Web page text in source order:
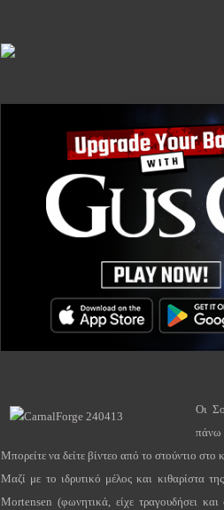
Οι
Μπορείτε να δείτε βίντεο από το στούντιο
Μαζί με το ιδρυτικό μέλος και κιθαρίστα
Mortensen (φωνητικά, είχε τραγουδήσει